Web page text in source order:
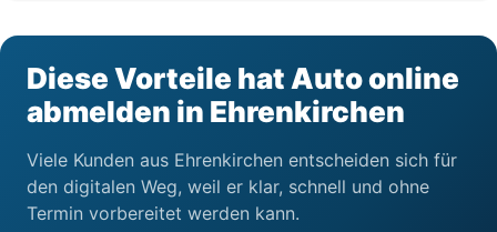
Diese Vorteile hat Auto online
abmelden in Ehrenkirchen
Viele Kunden aus Ehrenkirchen entscheiden sich für
den digitalen Weg, weil er klar, schnell und ohne
Termin vorbereitet werden kann.